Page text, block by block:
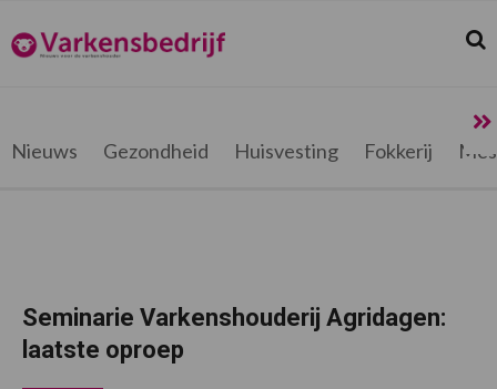
de
hoofdnavigatie
de
hoofd
de
eerste
de
voettekst
Varkensbedrijf.be
Nieuws Gezondheid Huisvesting Fokkerij
Seminarie Varkenshouderij Agridagen:
laatste oproep